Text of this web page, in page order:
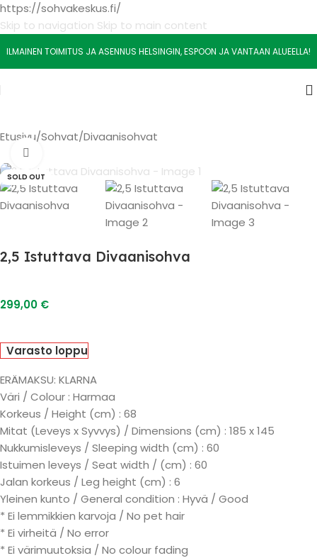
https://sohvakeskus.fi/
Skip to navigation Skip to main content
ILMAINEN TOIMITUS JA ASENNUS HELSINGIN, ESPOON JA VANTAAN ALUEELLA!
Etusivu/Sohvat/Divaanisohvat
SOLD OUT
2,5 Istuttava Divaanisohva
299,00 €
Varasto loppu
ERÄMAKSU: KLARNA
Väri / Colour : Harmaa
Korkeus / Height (cm) : 68
Mitat (Leveys x Syvvys) / Dimensions (cm) : 185 x 145
Nukkumisleveys / Sleeping width (cm) : 60
Istuimen leveys / Seat width / (cm) : 60
Jalan korkeus / Leg height (cm) : 6
Yleinen kunto / General condition : Hyvä / Good
* Ei lemmikkien karvoja / No pet hair
* Ei virheitä / No error
* Ei värimuutoksia / No colour fading